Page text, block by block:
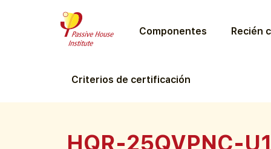
Componentes Recién
Criterios de certificación
HQR-25QVPNC-